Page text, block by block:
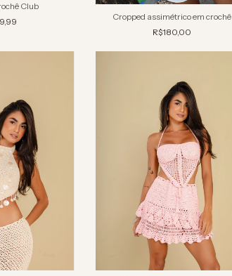
Club
Cropped assimétrico em crochê
R$180,00